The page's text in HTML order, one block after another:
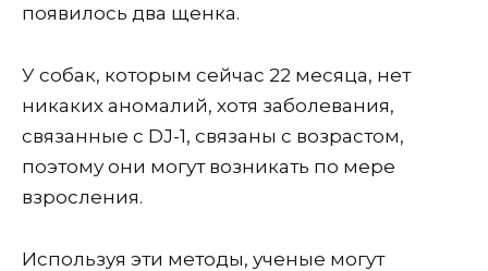
появилось два щенка.
У собак, которым сейчас 22 месяца, нет
никаких аномалий, хотя заболевания,
связанные с DJ-1, связаны с возрастом,
поэтому они могут возникать по мере
взросления.
Используя эти методы, ученые могут